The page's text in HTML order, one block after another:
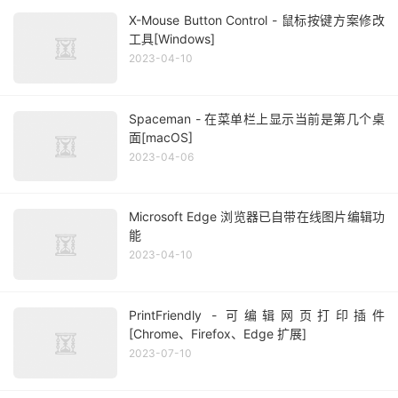
X-Mouse Button Control - 鼠标按键方案修改
工具[Windows]
2023-04-10
Spaceman - 在菜单栏上显示当前是第几个桌
面[macOS]
2023-04-06
Microsoft Edge 浏览器已自带在线图片编辑功
能
2023-04-10
PrintFriendly - 可编辑网页打印插件
[Chrome、Firefox、Edge 扩展]
2023-07-10